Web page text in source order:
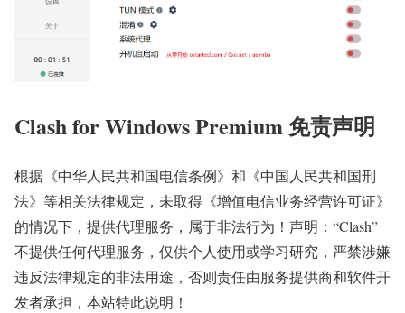
Clash for Windows Premium 免责声明
根据《中华人民共和国电信条例》和《中国人民共和国刑
法》等相关法律规定，未取得《增值电信业务经营许可证》
的情况下，提供代理服务，属于非法行为！声明：“Clash”
不提供任何代理服务，仅供个人使用或学习研究，严禁涉嫌
违反法律规定的非法用途，否则责任由服务提供商和软件开
发者承担，本站特此说明！